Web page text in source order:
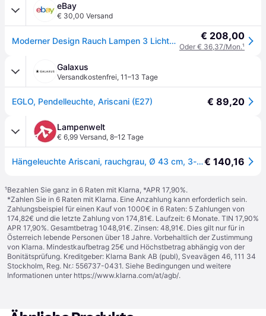
eBay
€ 30,00 Versand
Moderner Design Rauch Lampen 3 Lichter GL0584 € 208,00
Oder € 36,37/Mon.¹
Galaxus
Versandkostenfrei, 11–13 Tage
EGLO, Pendelleuchte, Ariscani (E27) € 89,20
Lampenwelt
€ 6,99 Versand, 8–12 Tage
Hängeleuchte Ariscani, rauchgrau, Ø 43 cm, 3-flg., Glas, E27 - schwarz, rauchgrau glänzend€ 140,16
¹Bezahlen Sie ganz in 6 Raten mit Klarna, *APR 17,90%.
*Zahlen Sie in 6 Raten mit Klarna. Eine Anzahlung kann erforderlich sein.
Zahlungsbeispiel für einen Kauf von 1000€ in 6 Raten: 5 Zahlungen von
174,82€ und die letzte Zahlung von 174,81€. Laufzeit: 6 Monate. TIN 17,90%
APR 17,90%. Gesamtbetrag 1048,91€. Zinsen: 48,91€. Dies gilt nur für in
Österreich lebende Personen über 18 Jahre. Vorbehaltlich der Zustimmung
von Klarna. Mindestkaufbetrag 25€ und Höchstbetrag abhängig von der
Bonitätsprüfung. Kreditgeber: Klarna Bank AB (publ), Sveavägen 46, 111 34
Stockholm, Reg. Nr.: 556737-0431. Siehe Bedingungen und weitere
Informationen unter https://www.klarna.com/at/agb/.